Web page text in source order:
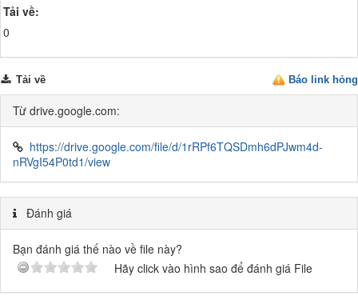
Tải về:
0
Báo link hỏng
Tải về
Từ drive.google.com:
https://drive.google.com/file/d/1rRPf6TQSDmh6dPJwm4d-
nRVgI54P0td1/view
Đánh giá
Bạn đánh giá thế nào về file này?
Hãy click vào hình sao để đánh giá File